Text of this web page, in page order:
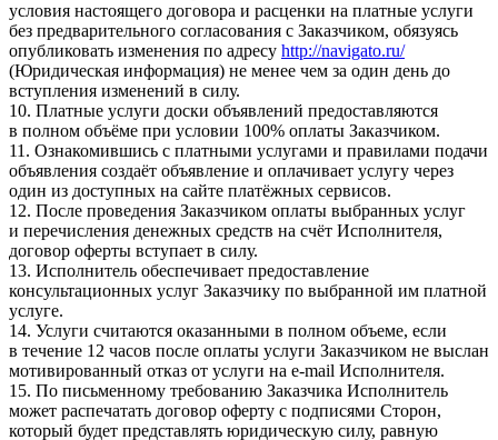
условия настоящего договора и расценки на платные услуги
без предварительного согласования с Заказчиком, обязуясь
опубликовать изменения по адресу http://navigato.ru/
(Юридическая информация) не менее чем за один день до
вступления изменений в силу.
10. Платные услуги доски объявлений предоставляются
в полном объёме при условии 100% оплаты Заказчиком.
11. Ознакомившись с платными услугами и правилами подачи
объявления создаёт объявление и оплачивает услугу через
один из доступных на сайте платёжных сервисов.
12. После проведения Заказчиком оплаты выбранных услуг
и перечисления денежных средств на счёт Исполнителя,
договор оферты вступает в силу.
13. Исполнитель обеспечивает предоставление
консультационных услуг Заказчику по выбранной им платной
услуге.
14. Услуги считаются оказанными в полном объеме, если
в течение 12 часов после оплаты услуги Заказчиком не выслан
мотивированный отказ от услуги на e-mail Исполнителя.
15. По письменному требованию Заказчика Исполнитель
может распечатать договор оферту с подписями Сторон,
который будет представлять юридическую силу, равную